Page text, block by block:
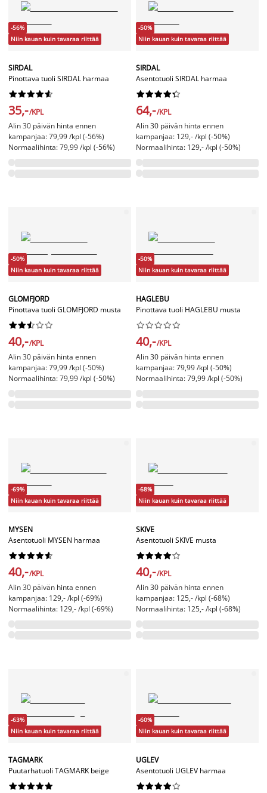
-56%
Niin kauan kuin tavaraa riittää
SIRDAL
Pinottava tuoli SIRDAL harmaa






35,-/KPL
Alin 30 päivän hinta ennen
kampanjaa: 79,99 /kpl (-56%)
Normaalihinta: 79,99 /kpl (-56%)
-50%
Niin kauan kuin tavaraa riittää
SIRDAL
Asentotuoli SIRDAL harmaa






64,-/KPL
Alin 30 päivän hinta ennen
kampanjaa: 129,- /kpl (-50%)
Normaalihinta: 129,- /kpl (-50%)
-50%
Niin kauan kuin tavaraa riittää
GLOMFJORD
Pinottava tuoli GLOMFJORD musta






40,-/KPL
Alin 30 päivän hinta ennen
kampanjaa: 79,99 /kpl (-50%)
Normaalihinta: 79,99 /kpl (-50%)
-50%
Niin kauan kuin tavaraa riittää
HAGLEBU
Pinottava tuoli HAGLEBU musta






40,-/KPL
Alin 30 päivän hinta ennen
kampanjaa: 79,99 /kpl (-50%)
Normaalihinta: 79,99 /kpl (-50%)
-69%
Niin kauan kuin tavaraa riittää
MYSEN
Asentotuoli MYSEN harmaa






40,-/KPL
Alin 30 päivän hinta ennen
kampanjaa: 129,- /kpl (-69%)
Normaalihinta: 129,- /kpl (-69%)
-68%
Niin kauan kuin tavaraa riittää
SKIVE
Asentotuoli SKIVE musta






40,-/KPL
Alin 30 päivän hinta ennen
kampanjaa: 125,- /kpl (-68%)
Normaalihinta: 125,- /kpl (-68%)
-63%
Niin kauan kuin tavaraa riittää
TAGMARK
Puutarhatuoli TAGMARK beige






-60%
Niin kauan kuin tavaraa riittää
UGLEV
Asentotuoli UGLEV harmaa





